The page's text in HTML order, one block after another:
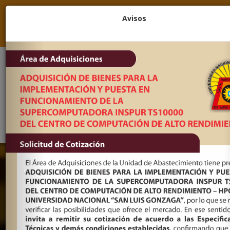
Avisos
(056) 284399
LUN-VIE 8:00 a 15:30
mesadepartes@unica.edu.pe
Portal de Transparencia